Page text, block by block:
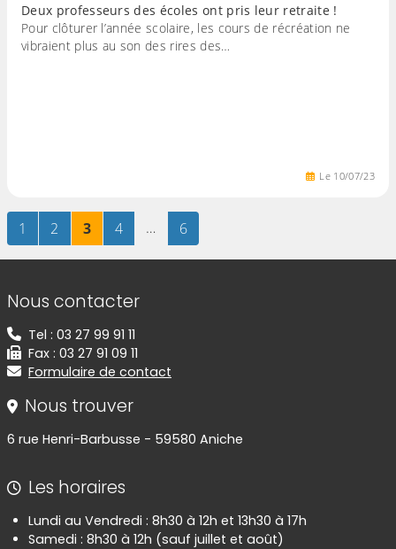
Deux professeurs des écoles ont pris leur retraite !
Pour clôturer l’année scolaire, les cours de récréation ne
vibraient plus au son des rires des…
Le 10/07/23
Page
1 sur 6Page
2 sur 6Page
3sur 6Page
4sur 6
… Page
6sur 6
Informations de contact
Nous contacter
Tel : 03 27 99 91 11
Fax : 03 27 91 09 11
Formulaire de contact
Nous trouver
6 rue Henri-Barbusse - 59580 Aniche
Les horaires
Lundi au Vendredi : 8h30 à 12h et 13h30 à 17h
Samedi : 8h30 à 12h (sauf juillet et août)